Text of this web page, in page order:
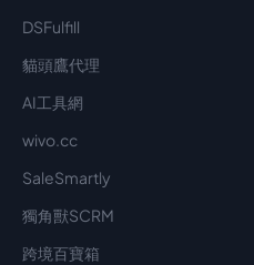
DSFulfill
貓頭鷹代理
AI工具網
wivo.cc
SaleSmartly
獨角獸SCRM
跨境百寶箱